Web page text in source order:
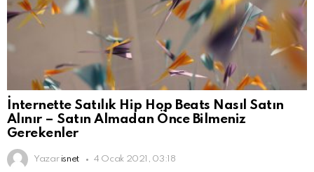
İnternette Satılık Hip Hop Beats Nasıl Satın
Alınır – Satın Almadan Önce Bilmeniz
Gerekenler
Yazar isnet 4 Ocak 2021, 03:18